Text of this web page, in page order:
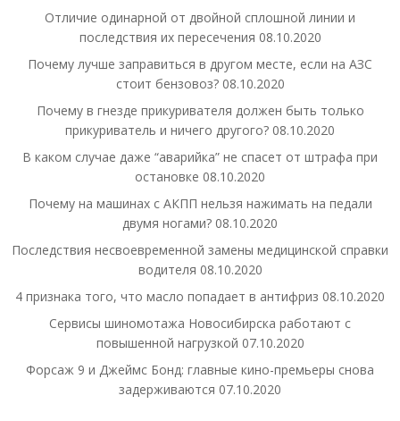
Отличие одинарной от двойной сплошной линии и
последствия их пересечения 08.10.2020
Почему лучше заправиться в другом месте, если на АЗС
стоит бензовоз? 08.10.2020
Почему в гнезде прикуривателя должен быть только
прикуриватель и ничего другого? 08.10.2020
В каком случае даже “аварийка” не спасет от штрафа при
остановке 08.10.2020
Почему на машинах с АКПП нельзя нажимать на педали
двумя ногами? 08.10.2020
Последствия несвоевременной замены медицинской справки
водителя 08.10.2020
4 признака того, что масло попадает в антифриз 08.10.2020
Сервисы шиномотажа Новосибирска работают с
повышенной нагрузкой 07.10.2020
Форсаж 9 и Джеймс Бонд: главные кино-премьеры снова
задерживаются 07.10.2020